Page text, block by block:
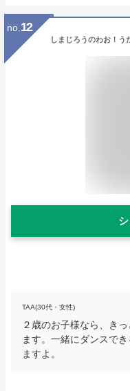
no. 12
TAA(30代・女性)
２歳のお子様なら、き
ます。一緒にダンスで
ますよ。